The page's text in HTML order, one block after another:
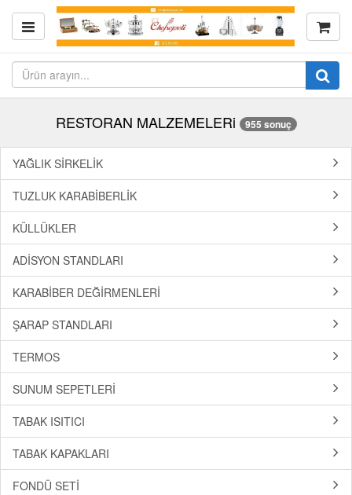
RESTORAN MALZEMELERi 955 sonuç
YAĞLIK SİRKELİK
TUZLUK KARABİBERLİK
KÜLLÜKLER
ADİSYON STANDLARI
KARABİBER DEĞİRMENLERİ
ŞARAP STANDLARI
TERMOS
SUNUM SEPETLERİ
TABAK ISITICI
TABAK KAPAKLARI
FONDÜ SETİ